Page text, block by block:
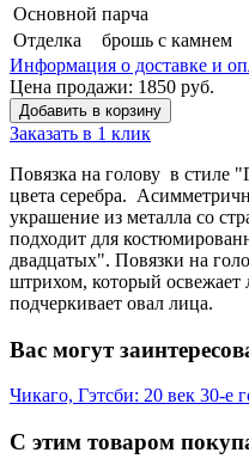
Основной парча
Отделка
брошь с камнем
Информация о доставке и
Цена продажи: 1850 руб.
Добавить в корзину
Заказать в 1 клик
Повязка на голову в стиле
цвета серебра.
украшение из металла со
подходит для
двадцатых". Повязки на
штрихом, который освежает
подчеркивает овал лица.
Вас могут
Чикаго, Гэтсби: 20 век 30-е
С этим товаром